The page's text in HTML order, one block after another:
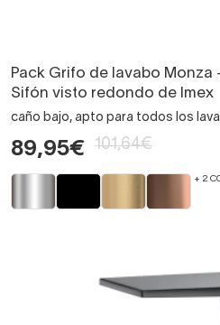
Pack Grifo de lavabo Monza
Sifón visto redondo de Imex
caño bajo, apto para todos los
89,95€ 101,64€
+ 2